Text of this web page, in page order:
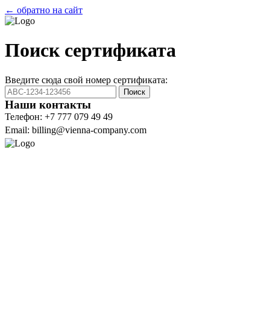
← обратно на сайт
Поиск сертификата
Введите сюда свой номер сертификата:
Поиск
Наши контакты
Телефон: +7 777 079 49 49
Email: billing@vienna-company.com